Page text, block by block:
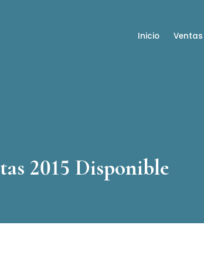
Inicio Ventas
2015 Disponible